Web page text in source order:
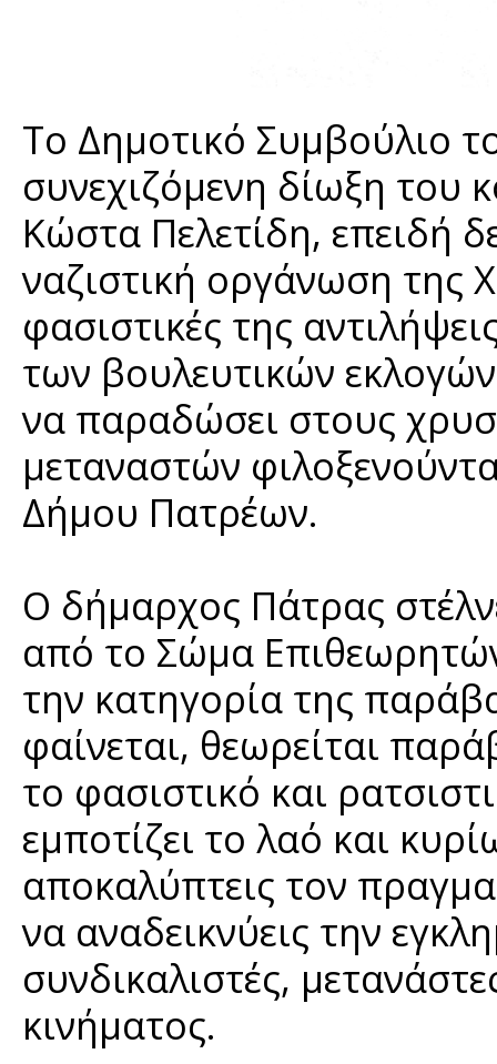
To Δημοτικό Συμβούλιο
συνεχιζόμενη δίωξη του
Κώστα Πελετίδη, επειδή
ναζιστική οργάνωση της
φασιστικές της
των βουλευτικών
να παραδώσει στους
μεταναστών
Δήμου Πατρέων.
Ο δήμαρχος Πάτρας
από το Σώμα
την κατηγορία της
φαίνεται, θεωρείται
το φασιστικό και
εμποτίζει το λαό και
αποκαλύπτεις τον
να αναδεικνύεις την
συνδικαλιστές,
κινήματος.